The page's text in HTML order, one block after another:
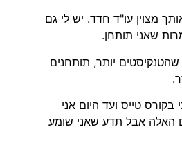
מצוין עו"ד חדד. יש לי גם
שאני תותחן.
יותר, תותחנים
טייס ועד היום אני
האלה אבל תדע שאני שומע